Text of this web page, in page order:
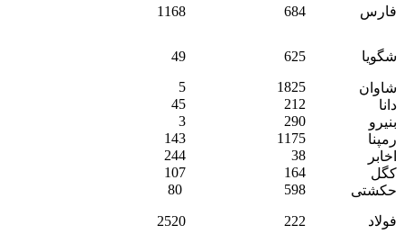
فارس 684
1168
شگویا 625
49
شاوان 1825
5
دانا
212
45
بنیرو
290
3
رمپنا
1175
143
اخابر
38
244
کگل
164
107
حکشتی‌
598
فولاد 222
2520